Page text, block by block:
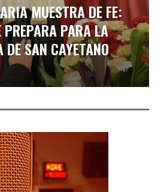
MUESTRA DE FE:
PREPARA PARA LA
DE SAN CAYETANO